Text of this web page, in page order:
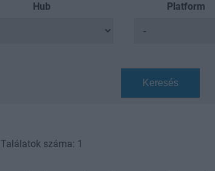
Hub Platform
Keresés
Találatok száma: 1